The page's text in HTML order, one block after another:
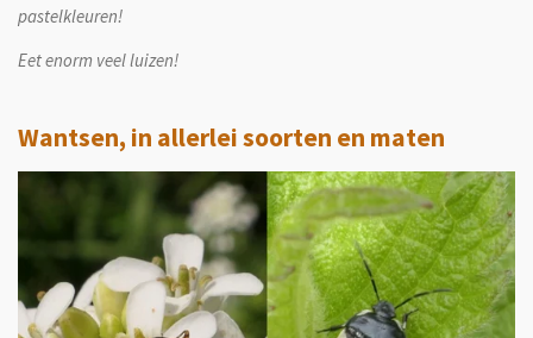
pastelkleuren!
Eet enorm veel luizen!
Wantsen, in allerlei soorten en maten